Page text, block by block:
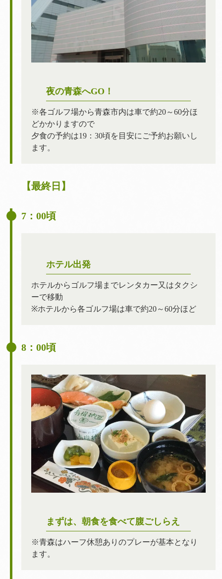
夜の青森へGO！
※各ゴルフ場から青森市内は車で約20～60分ほ
どかかりますので
夕食の予約は19：30頃を目安にご予約お願いし
ます。
【最終日】
7：00頃
ホテル出発
ホテルからゴルフ場までレンタカー又はタクシ
ーで移動
※ホテルから各ゴルフ場は車で約20～60分ほど
8：00頃
まずは、朝食を食べて腹ごしらえ
※青森はハーフ休憩ありのプレーが基本となり
ます。